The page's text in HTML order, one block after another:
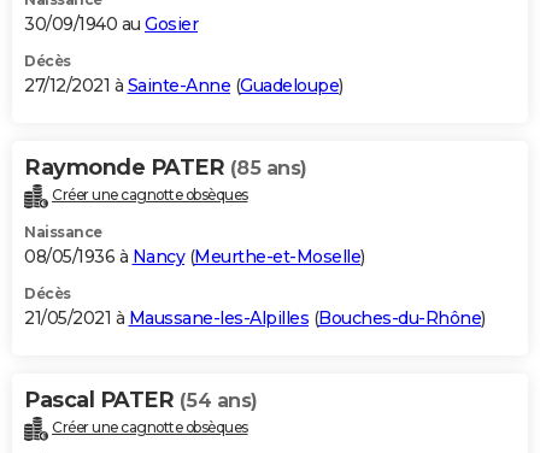
30/09/1940 au Gosier
Décès
27/12/2021 à Sainte-Anne (Guadeloupe)
Raymonde PATER (85 ans)
Créer une cagnotte obsèques
Naissance
08/05/1936 à Nancy(Meurthe-et-Moselle)
Décès
21/05/2021 à Maussane-les-Alpilles (Bouches-du-Rhône)
Pascal PATER (54 ans)
Créer une cagnotte obsèques